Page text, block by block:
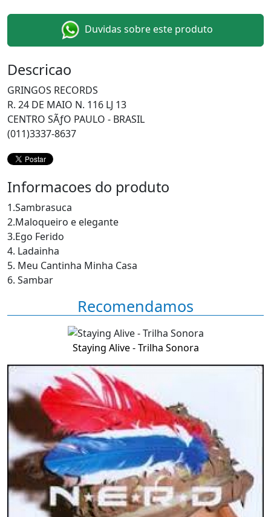
Duvidas sobre este produto
Descricao
GRINGOS RECORDS
R. 24 DE MAIO N. 116 LJ 13
CENTRO SÃƒO PAULO - BRASIL
(011)3337-8637
Informacoes do produto
1.Sambrasuca
2.Maloqueiro e elegante
3.Ego Ferido
4. Ladainha
5. Meu Cantinha Minha Casa
6. Sambar
Recomendamos
Staying Alive - Trilha Sonora